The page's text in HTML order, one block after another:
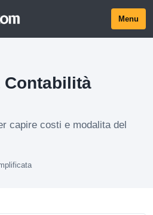
Menu
Contabilità
capire costi e modalita del